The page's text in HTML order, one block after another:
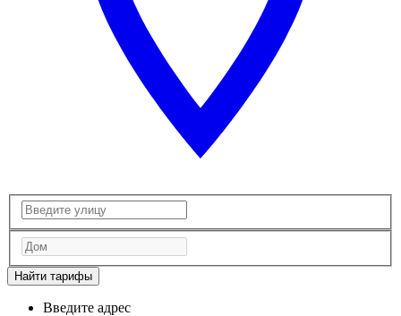
Найти тарифы
Введите адрес